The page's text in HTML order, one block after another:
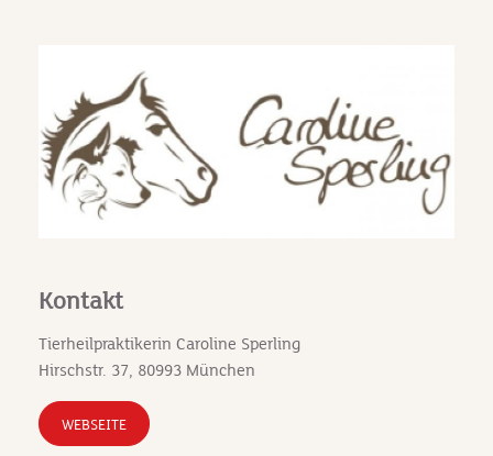
Kontakt
Tierheilpraktikerin Caroline Sperling
Hirschstr. 37, 80993 München
WEBSEITE